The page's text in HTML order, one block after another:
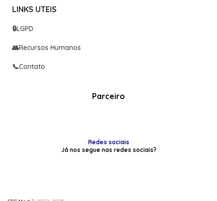
LINKS UTEIS
🔒LGPD
👥Recursos Humanos
📞Contato
Parceiro
Redes sociais
Já nos segue nas redes sociais?